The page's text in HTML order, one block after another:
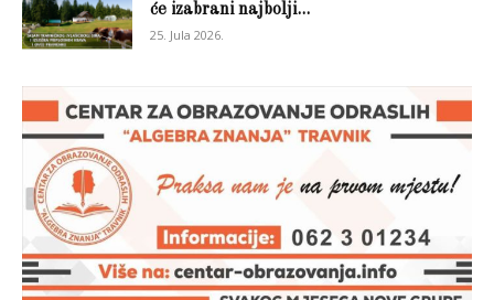
će izabrani najbolji...
25. Jula 2026.